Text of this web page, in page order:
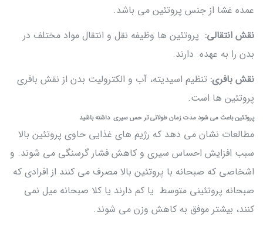
عمده غشا از جنس پروتئین می باشد.
نقش انتقالی: پروتئین ها وظیفه نقل و انتقال مواد مختلف در
بدن را به عهده دارند.
نقش بافری: تنظیم اسیدیته، آب و الکترولیت بدن از نقش بافری
پروتئین ها است.
پروتئین باعث می شود مدت زمان طولانی تر حس سیری داشته باشید
مطالعات نشان می دهد که رژیم های غذایی حاوی پروتئین بالا
سبب افزایش احساس سیری و کاهش فشار گرسنگی می شوند. و
اشخاصی که صبحانه با پروتئین بالا مصرف می کنند از افرادی که
صبحانه پروتئینی متوسط یا کم دارند یا کلا صبحانه میل نمی
کنند، بیشتر موفق به کاهش وزن می شوند.